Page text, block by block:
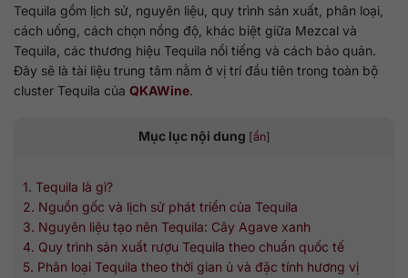
Tequila gồm lịch sử, nguyên liệu, quy trình sản xuất, phân loại,
cách uống, cách chọn nồng độ, khác biệt giữa Mezcal và
Tequila, các thương hiệu Tequila nổi tiếng và cách bảo quản.
Đây sẽ là tài liệu trung tâm nằm ở vị trí đầu tiên trong toàn bộ
cluster Tequila của QKAWine.
Mục lục nội dung [ẩn]
1. Tequila là gì?
2. Nguồn gốc và lịch sử phát triển của Tequila
3. Nguyên liệu tạo nên Tequila: Cây Agave xanh
4. Quy trình sản xuất rượu Tequila theo chuẩn quốc tế
5. Phân loại Tequila theo thời gian ủ và đặc tính hương vị